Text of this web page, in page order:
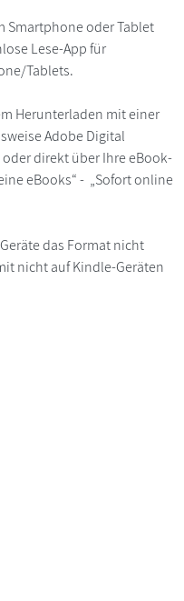
Smartphone oder Tablet
Lese-App für
Tablets.
Herunterladen mit einer
Adobe Digital
oder direkt über Ihre eBook-
eBooks“ - „Sofort online
das Format nicht
nicht auf Kindle-Geräten